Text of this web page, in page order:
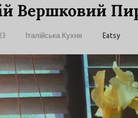
Вершковий
Італійська Кухня Eatsy